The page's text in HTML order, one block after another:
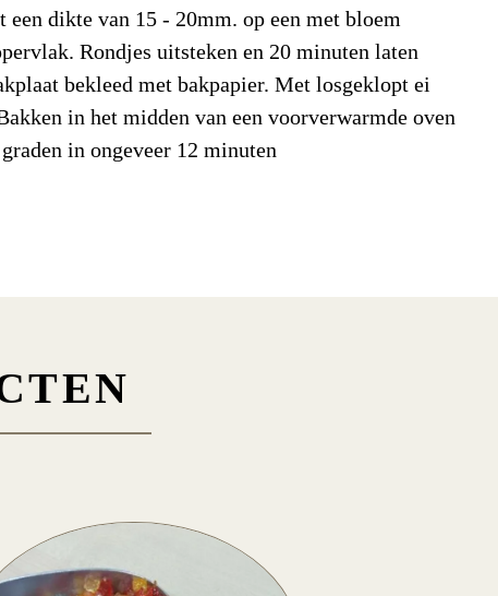
verzadigde vetzuren 4,9 g/100gr
67,3 g/100gr
suikers
een dikte van 15 - 20mm. op een met bloem
Rondjes uitsteken en 20 minuten laten
bekleed met bakpapier. Met losgeklopt ei
in het midden van een voorverwarmde oven
in ongeveer 12 minuten